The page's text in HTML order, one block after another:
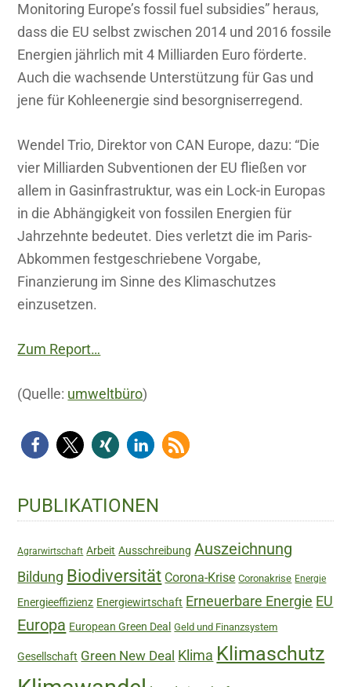
Monitoring Europe’s fossil fuel subsidies” heraus,
dass die EU selbst zwischen 2014 und 2016 fossile
Energien jährlich mit 4 Milliarden Euro förderte.
Auch die wachsende Unterstützung für Gas und
jene für Kohleenergie sind besorgniserregend.
Wendel Trio, Direktor von CAN Europe, dazu: “Die
vier Milliarden Subventionen der EU fließen vor
allem in Gasinfrastruktur, was ein Lock-in Europas
in die Abhängigkeit von fossilen Energien für
Jahrzehnte bedeutet. Dies verletzt die im Paris-
Abkommen festgeschriebene Vorgabe,
Finanzierung im Sinne des Klimaschutzes
einzusetzen.
Zum Report…
(Quelle: umweltbüro)
Haupt-
Sidebar
PUBLIKATIONEN
Agrarwirtschaft Arbeit Ausschreibung Auszeichnung
Bildung Biodiversität Corona-Krise Coronakrise Energie
Energieeffizienz Energiewirtschaft Erneuerbare Energie EU
Europa European Green Deal Geld und Finanzsystem
Gesellschaft Green New Deal Klima Klimaschutz